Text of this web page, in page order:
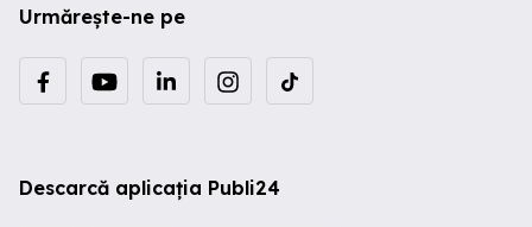
Urmărește-ne pe
Descarcă aplicația Publi24